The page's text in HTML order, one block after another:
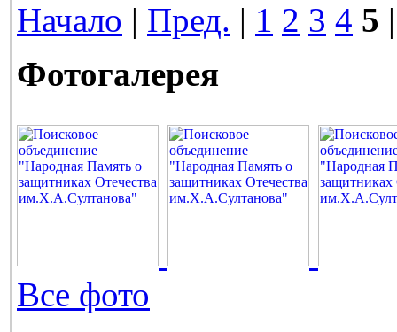
Начало | Пред. | 1 2 3 4 5
Фотогалерея
Все фото